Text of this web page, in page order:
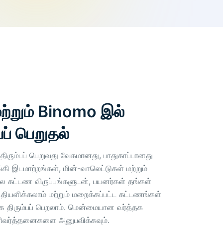
Binomo இல்
பெறுதல்
பெறுவது வேகமானது, பாதுகாப்பானது
இடமாற்றங்கள், மின்-வாலெட்டுகள் மற்றும்
கட்டண விருப்பங்களுடன், பயனர்கள் தங்கள்
மற்றும் மறைக்கப்பட்ட கட்டணங்கள்
திரும்பப் பெறலாம். மென்மையான வர்த்தக
அனுபவிக்கவும்.